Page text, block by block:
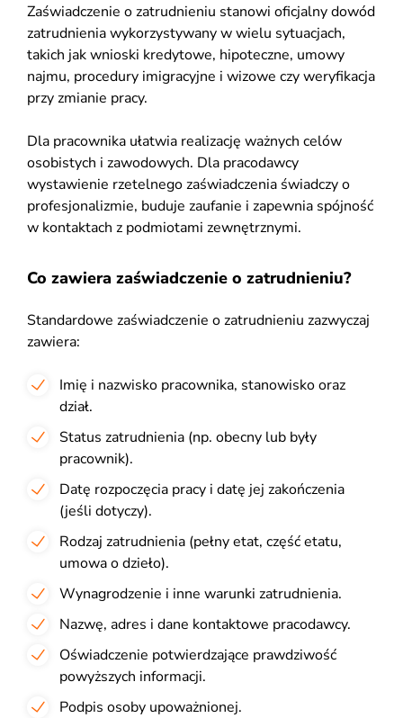
Zaświadczenie o zatrudnieniu stanowi oficjalny dowód
zatrudnienia wykorzystywany w wielu sytuacjach,
takich jak wnioski kredytowe, hipoteczne, umowy
najmu, procedury imigracyjne i wizowe czy weryfikacja
przy zmianie pracy.
Dla pracownika ułatwia realizację ważnych celów
osobistych i zawodowych. Dla pracodawcy
wystawienie rzetelnego zaświadczenia świadczy o
profesjonalizmie, buduje zaufanie i zapewnia spójność
w kontaktach z podmiotami zewnętrznymi.
Co zawiera zaświadczenie o zatrudnieniu?
Standardowe zaświadczenie o zatrudnieniu zazwyczaj
zawiera:
Imię i nazwisko pracownika, stanowisko oraz
dział.
Status zatrudnienia (np. obecny lub były
pracownik).
Datę rozpoczęcia pracy i datę jej zakończenia
(jeśli dotyczy).
Rodzaj zatrudnienia (pełny etat, część etatu,
umowa o dzieło).
Wynagrodzenie i inne warunki zatrudnienia.
Nazwę, adres i dane kontaktowe pracodawcy.
Oświadczenie potwierdzające prawdziwość
powyższych informacji.
Podpis osoby upoważnionej.